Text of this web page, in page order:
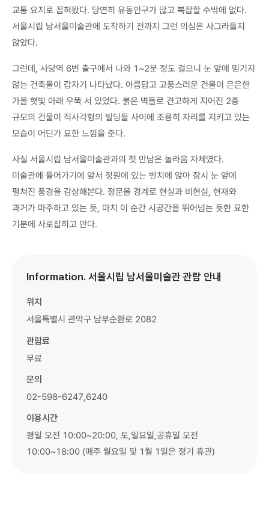
교통 요지로 꼽혀왔다. 당연히 유동인구가 많고 복잡할 수밖에 없다.
서울시립 남서울미술관에 도착하기 전까지 그런 의심은 사그라들지
않았다.
그런데, 사당역 6번 출구에서 나와 1~2분 정도 걸으니 눈 앞에 믿기지
않는 건축물이 갑자기 나타났다. 아름답고 고풍스러운 건물이 은은한
가을 햇빛 아래 우뚝 서 있었다. 붉은 벽돌로 견고하게 지어진 2층
규모의 건물이 직사각형의 빌딩들 사이에 조용히 자리를 지키고 있는
모습이 어딘가 묘한 느낌을 준다.
사실 서울시립 남서울미술관과의 첫 만남은 놀라움 자체였다.
미술관에 들어가기에 앞서 정원에 있는 벤치에 앉아 잠시 눈 앞에
펼쳐진 풍경을 감상해본다. 정문을 경계로 현실과 비현실, 현재와
과거가 마주하고 있는 듯, 마치 이 순간 시공간을 뛰어넘는 듯한 묘한
기분에 사로잡히고 만다.
Information. 서울시립 남서울미술관 관람 안내
위치
서울특별시 관악구 남부순환로 2082
관람료
무료
문의
02-598-6247,6240
이용시간
평일 오전 10:00~20:00, 토,일요일,공휴일 오전
10:00~18:00 (매주 월요일 및 1월 1일은 정기 휴관)